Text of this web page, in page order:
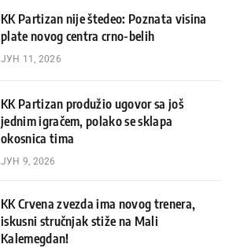
KK Partizan nije štedeo: Poznata visina
plate novog centra crno-belih
ЈУН 11, 2026
KK Partizan produžio ugovor sa još
jednim igračem, polako se sklapa
okosnica tima
ЈУН 9, 2026
KK Crvena zvezda ima novog trenera,
iskusni stručnjak stiže na Mali
Kalemegdan!